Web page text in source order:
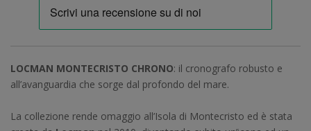
LOCMAN MONTECRISTO CHRONO: il cronografo robusto e
all’avanguardia che sorge dal profondo del mare.
La collezione rende omaggio all’Isola di Montecristo ed è stata